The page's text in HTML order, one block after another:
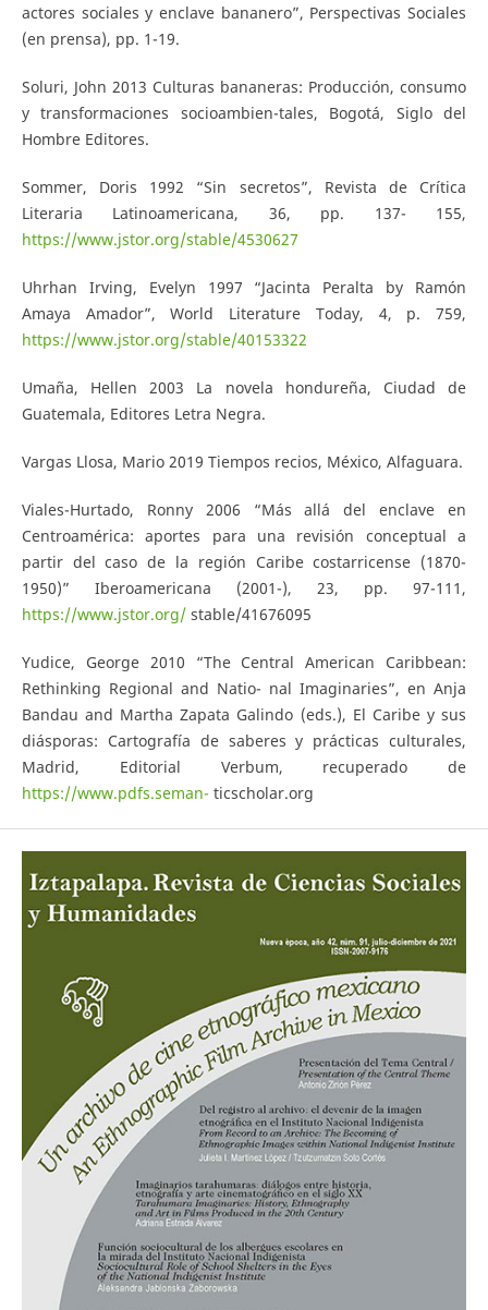
actores sociales y enclave bananero”, Perspectivas Sociales
(en prensa), pp. 1-19.
Soluri, John 2013 Culturas bananeras: Producción, consumo
y transformaciones socioambien-tales, Bogotá, Siglo del
Hombre Editores.
Sommer, Doris 1992 “Sin secretos”, Revista de Crítica
Literaria Latinoamericana, 36, pp. 137- 155,
https://www.jstor.org/stable/4530627
Uhrhan Irving, Evelyn 1997 “Jacinta Peralta by Ramón
Amaya Amador”, World Literature Today, 4, p. 759,
https://www.jstor.org/stable/40153322
Umaña, Hellen 2003 La novela hondureña, Ciudad de
Guatemala, Editores Letra Negra.
Vargas Llosa, Mario 2019 Tiempos recios, México, Alfaguara.
Viales-Hurtado, Ronny 2006 “Más allá del enclave en
Centroamérica: aportes para una revisión conceptual a
partir del caso de la región Caribe costarricense (1870-
1950)” Iberoamericana (2001-), 23, pp. 97-111,
https://www.jstor.org/stable/41676095
Yudice, George 2010 “The Central American Caribbean:
Rethinking Regional and Natio- nal Imaginaries”, en Anja
Bandau and Martha Zapata Galindo (eds.), El Caribe y sus
diásporas: Cartografía de saberes y prácticas culturales,
Madrid, Editorial Verbum, recuperado de
https://www.pdfs.seman- ticscholar.org